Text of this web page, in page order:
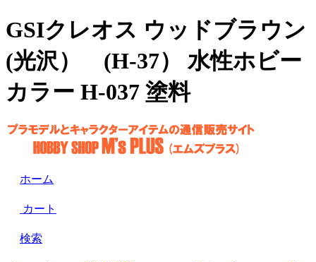
GSIクレオス ウッドブラウン
(光沢） (H-37） 水性ホビー
カラー H-037 塗料
ホーム
カート
検索